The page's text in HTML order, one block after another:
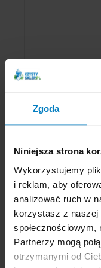
Zgoda
Niniejsza strona
Wykorzystujemy
i reklam, aby
analizować ruch w
korzystasz z naszej
społecznościowym,
Partnerzy mogą
otrzymanymi od
Rodzaj środka:
Opinie o Expel